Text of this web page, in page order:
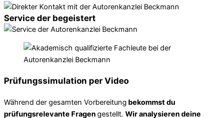
Service der begeistert
Prüfungssimulation per Video
Während der gesamten Vorbereitung bekommst du
prüfungsrelevante Fragengestellt. Wir analysieren deine